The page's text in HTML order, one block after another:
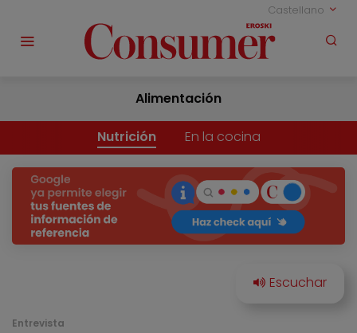
Castellano
Alimentación
Nutrición En la cocina
Entrevista